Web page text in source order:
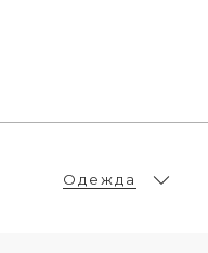
Одежда